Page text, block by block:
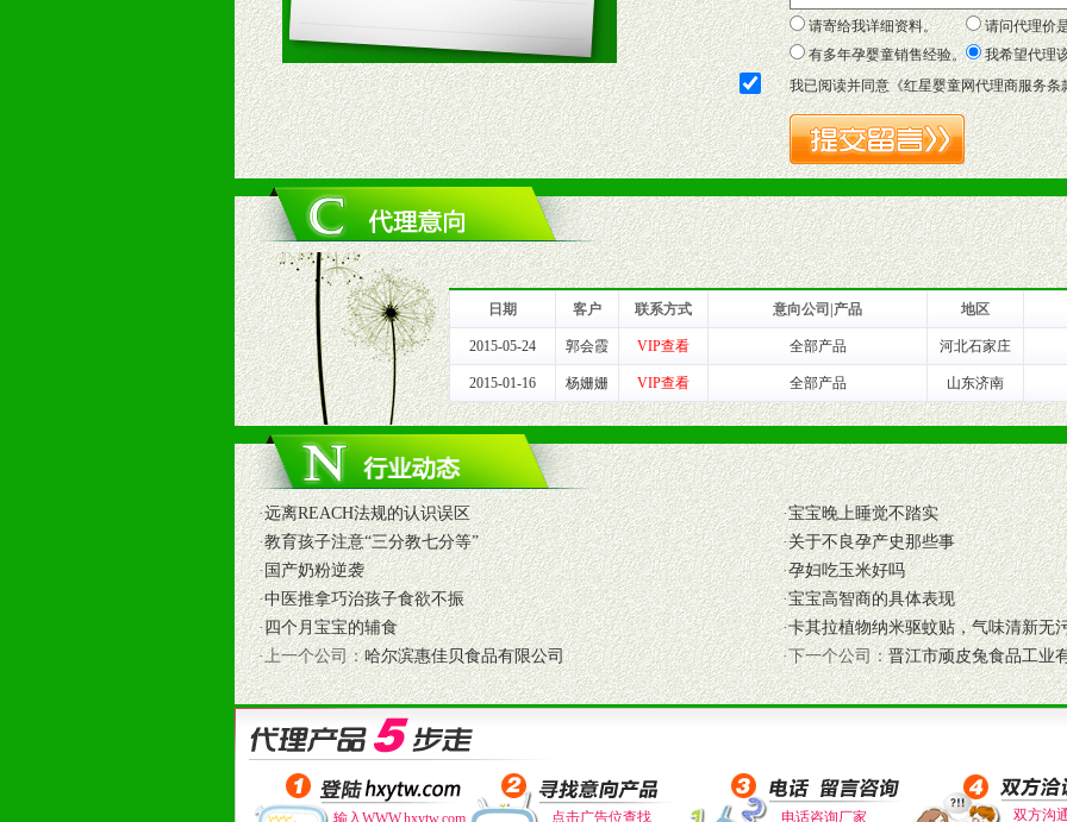
5、返利奖励支持：累计进货奖励，年终完成任务返利。
6、售后服务支持：营销全程跟踪服务，提供企划、咨询、培训等企业售后服务。
7、退换货支持：诚信为本的退换货保障制度，使经销商市场操作全程无忧。
十、代理条件
1、拥有婴幼儿产品经销网络，营养品或保健食品相关渠道者。
2、认同公司产品及经营理念，有良好的商业道德，良好的商誉，良好的市场网络的公司及销售自然人。
3、严格按照统一最低渠道价格，统一最低零售价销售，保证良性的价格体系，保证均衡的利润体系。
4、具有一定的资金实力，良好的商业信誉，具备地理区位优势。
5、为维护区域经销商利益，不得窜货。
十一、公司支持
1、免费人员培训支持
由销售明星、业务拓展能手、专业营养师、儿童营养专家为客户提供包括销售、营养、售后服务等各项专业培
2、终端宣传品支持
提供全国统一的产品手册、妈妈手册、VI手册、专柜、POP终端宣传物料、多样化的促销物品、礼品等。
3、大型促销活动支持
根据市场开发需要，为代理商、经销商提供活动策划，物料支持、人员支持等。媒体宣传支持
专业的孕婴童媒体、杂志、直销目录等全国性投放，扩大产品体宣传支持
专业的孕婴童媒体、杂志、直销目录等全国性投放，扩大产品宣传，提高产品美誉度。
4、专业完善的售后服务支持
5、确保经销商相应区域内的独家垄断性经营权益。
6、实施经营管理支持，根据经销商销售情况派人员驻地指导。
7、严格控制价格的波动，并给予相应的政策，充分保证经销产品丰厚的利润空间和市场经营的高额回报。
8、提供合理的退换货保障制度，保证经销商合作零风险。
9、及时有力的推出各种终端促销活动来帮助经销商启动和拉动市场销售，提供终端物料及宣传促销用品的支
拉宝、海报、试用装等）
10、提供信息支持，使经销商商融入公司经营中，充分了解来自公司的行销计划，产品的发展，以及行业市场
11、提供方便、快捷、灵活、安全、高效和准确的后勤配送物。
请寄给我详细资料。
请问代理价
有多年孕婴童销售经验。
我希望代理
我已阅读并同意《红星婴童网代理商服务条
日期 客户 联系方式 意向公司|产品 地区
2015-05-24 郭会霞 VIP查看 全部产品 河北石家庄
2015-01-16 杨姗姗 VIP查看 全部产品 山东济南
·远离REACH法规的认识误区 ·宝宝晚上睡觉不踏实
·教育孩子注意“三分教七分等” ·关于不良孕产史那些事
·国产奶粉逆袭 ·孕妇吃玉米好吗
·中医推拿巧治孩子食欲不振 ·宝宝高智商的具体表现
·四个月宝宝的辅食 ·卡其拉植物纳米驱蚊贴，气味清新无
·上一个公司：哈尔滨惠佳贝食品有限公司 ·下一个公司：晋江市顽皮兔食品工业
输入WWW.hxytw.com 点击广告位查找 电话咨询厂家 双方沟